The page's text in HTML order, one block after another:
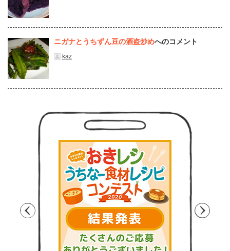
ニガナとうちずん豆の酒盗炒めへのコメント
kaz